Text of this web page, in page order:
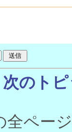
次のト
全ペー